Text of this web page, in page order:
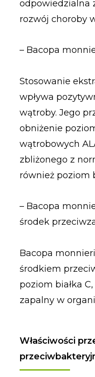
odpowiedzialna
rozwój choroby
– Bacopa
Stosowanie
wpływa
wątroby. Jego
obniżenie
wątrobowych
zbliżonego z
również poziom
– Bacopa
środek
Bacopa
środkiem
poziom białka
zapalny w
Właściwości